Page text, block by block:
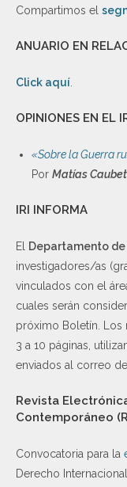
Compartimos el
ANUARIO EN
Click aquí
OPINIONES EN EL
«Sobre la Guerra
Por Matías Caubet
IRI INFORMA
El Departamento
investigadores/as
vinculados con el
cuales serán
próximo Boletín. Los
3 a 10 páginas,
enviados al correo
Revista
Contemporáneo
Convocatoria para la
Derecho